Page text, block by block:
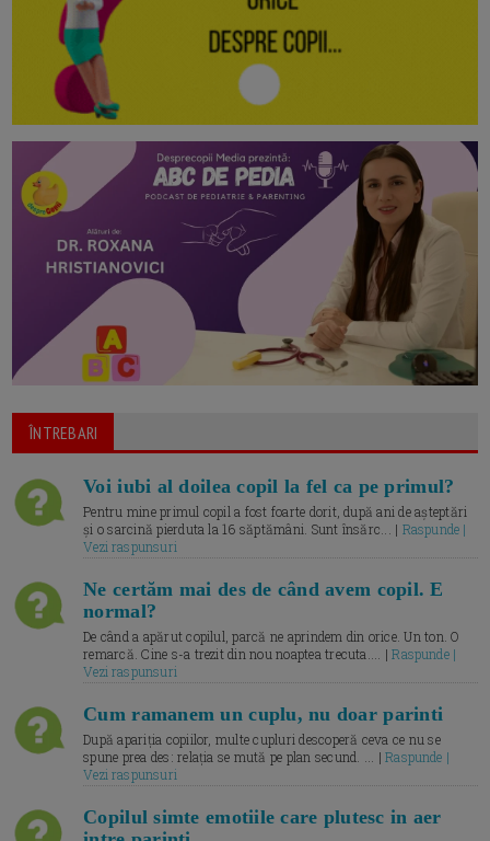
ÎNTREBARI
Voi iubi al doilea copil la fel ca pe primul?
Pentru mine primul copil a fost foarte dorit, după ani de așteptări
și o sarcină pierduta la 16 săptămâni. Sunt însărc... | Raspunde |
Vezi raspunsuri
Ne certăm mai des de când avem copil. E
normal?
De când a apărut copilul, parcă ne aprindem din orice. Un ton. O
remarcă. Cine s-a trezit din nou noaptea trecuta.... |Raspunde |
Vezi raspunsuri
Cum ramanem un cuplu, nu doar parinti
După apariția copiilor, multe cupluri descoperă ceva ce nu se
spune prea des: relația se mută pe plan secund. ... |Raspunde |
Vezi raspunsuri
Copilul simte emotiile care plutesc in aer